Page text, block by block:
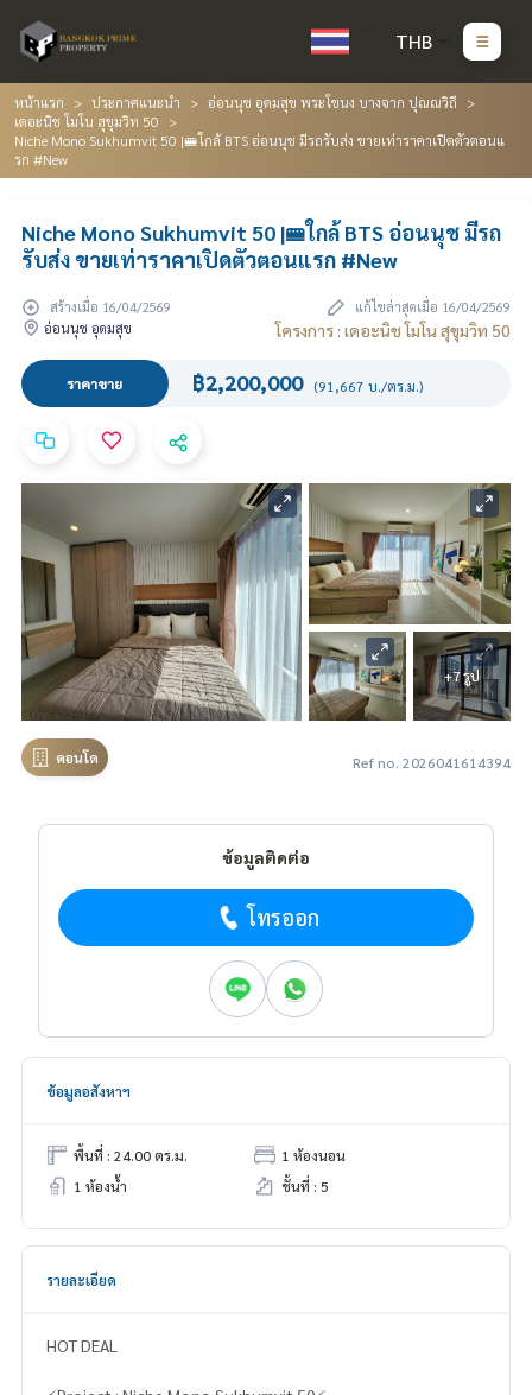
THB
หน้าแรก ประกาศแนะนำ
อ่อนนุช อุดมสุข พระโขนง บางจาก ปุณณวิถี
เดอะนิช โมโน สุขุมวิท 50
Niche Mono Sukhumvit 50 |🚝ใกล้ BTS อ่อนนุช มีรถรับส่ง ขายเท่าราคาเปิดตัวตอนแ
รก #New
Niche Mono Sukhumvit 50 |🚝ใกล้ BTS อ่อนนุช มีรถ
รับส่ง ขายเท่าราคาเปิดตัวตอนแรก #New
สร้างเมื่อ 16/04/2569
แก้ไขล่าสุดเมื่อ 16/04/2569
อ่อนนุช อุดมสุข
โครงการ : เดอะนิช โมโน สุขุมวิท 50
ราคาขาย ฿2,200,000 (91,667 บ./ตร.ม.)
+7 รูป
คอนโด Ref no. 2026041614394
ข้อมูลติดต่อ
โทรออก
ข้อมูลอสังหาฯ
พื้นที่ : 24.00 ตร.ม.
1 ห้องนอน
1 ห้องน้ำ
ชั้นที่ : 5
รายละเอียด
HOT DEAL